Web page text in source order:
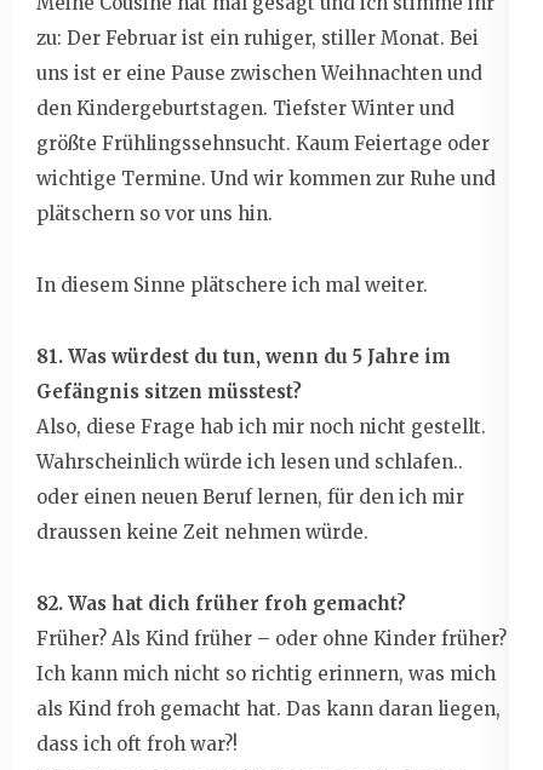
zu: Der Februar ist ein ruhiger, stiller Monat. Bei
uns ist er eine Pause zwischen Weihnachten und
den Kindergeburtstagen. Tiefster Winter und
größte Frühlingssehnsucht. Kaum Feiertage oder
wichtige Termine. Und wir kommen zur Ruhe und
plätschern so vor uns hin.
In diesem Sinne plätschere ich mal weiter.
81. Was würdest du tun, wenn du 5 Jahre im
Gefängnis sitzen müsstest?
Also, diese Frage hab ich mir noch nicht gestellt.
Wahrscheinlich würde ich lesen und schlafen..
oder einen neuen Beruf lernen, für den ich mir
draussen keine Zeit nehmen würde.
82. Was hat dich früher froh gemacht?
Früher? Als Kind früher – oder ohne Kinder früher?
Ich kann mich nicht so richtig erinnern, was mich
als Kind froh gemacht hat. Das kann daran liegen,
dass ich oft froh war?!